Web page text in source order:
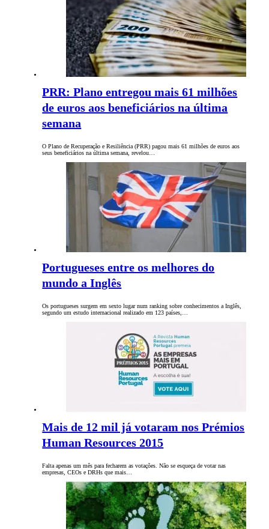
PRR: Plano entregou mais 61 milhões
de euros aos beneficiários na última
semana
O Plano de Recuperação e Resiliência (PRR) pagou mais 61 milhões de euros aos
seus beneficiários na última semana, revelou…
Portugueses entre os melhores do
mundo a Inglês
Os portugueses surgem em sexto lugar num ranking sobre conhecimentos a Inglês,
segundo um estudo internacional realizado em 123 países,…
Mais de 12 mil já votaram nos Prémios
Human Resources 2015
Falta apenas um mês para fecharem as votações. Não se esqueça de votar nas
empresas, CEOs e DRHs que mais…